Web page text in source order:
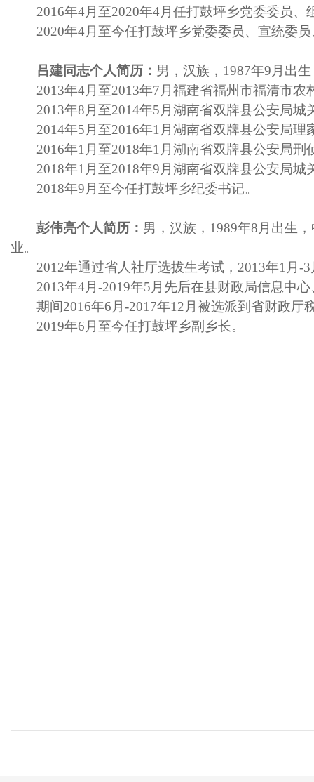
2016年4月至2020年4月任打鼓坪乡党委委员、
2020年4月至今任打鼓坪乡党委委员、宣统委
吕建同志个人简历： 男，汉族，1987年9月出
2013年4月至2013年7月福建省福州市福清市农
2013年8月至2014年5月湖南省双牌县公安局城
2014年5月至2016年1月湖南省双牌县公安局理
2016年1月至2018年1月湖南省双牌县公安局刑
2018年1月至2018年9月湖南省双牌县公安局城
2018年9月至今任打鼓坪乡纪委书记。
彭伟亮个人简历： 男，汉族，1989年8月出生
业。
2012年通过省人社厅选拔生考试，2013年1月-
2013年4月-2019年5月先后在县财政局信息中
期间2016年6月-2017年12月被选派到省财政厅
2019年6 月 至今任打鼓坪乡副乡长。